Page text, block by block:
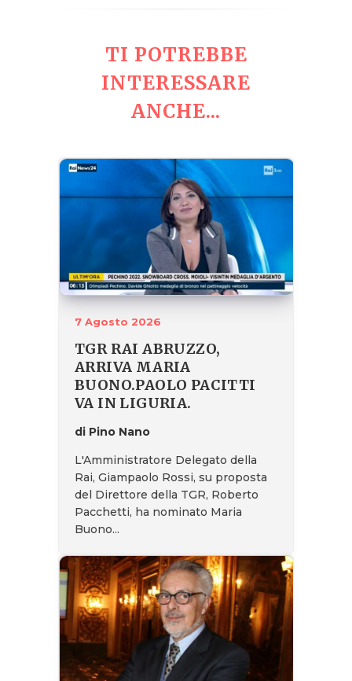
TI POTREBBE
INTERESSARE
ANCHE...
7 Agosto 2026
TGR RAI ABRUZZO,
ARRIVA MARIA
BUONO.PAOLO PACITTI
VA IN LIGURIA.
di Pino Nano
L'Amministratore Delegato della
Rai, Giampaolo Rossi, su proposta
del Direttore della TGR, Roberto
Pacchetti, ha nominato Maria
Buono...